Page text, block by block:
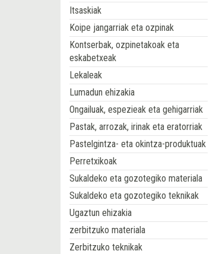
Itsaskiak
Koipe jangarriak eta ozpinak
Kontserbak, ozpinetakoak eta
eskabetxeak
Lekaleak
Lumadun ehizakia
Ongailuak, espezieak eta gehigarriak
Pastak, arrozak, irinak eta eratorriak
Pastelgintza- eta okintza-produktuak
Perretxikoak
Sukaldeko eta gozotegiko materiala
Sukaldeko eta gozotegiko teknikak
Ugaztun ehizakia
zerbitzuko materiala
Zerbitzuko teknikak